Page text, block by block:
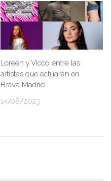
Loreen y Vicco entre las
artistas que actuarán en
Brava Madrid
14/08/2023